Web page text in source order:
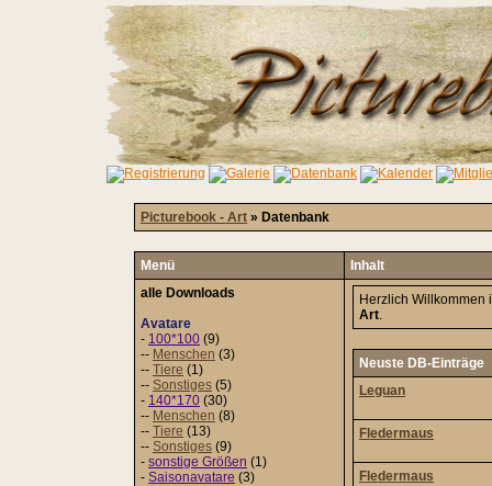
Picturebook - Art » Datenbank
Menü
Inhalt
alle Downloads
Avatare
- 100*100 (9)
-- Menschen (3)
-- Tiere (1)
-- Sonstiges (5)
- 140*170 (30)
-- Menschen (8)
-- Tiere (13)
-- Sonstiges (9)
- sonstige Größen (1)
- Saisonavatare (3)
Herzlich
Art.
Neuste DB-Einträge
Leguan
Fledermaus
Fledermaus